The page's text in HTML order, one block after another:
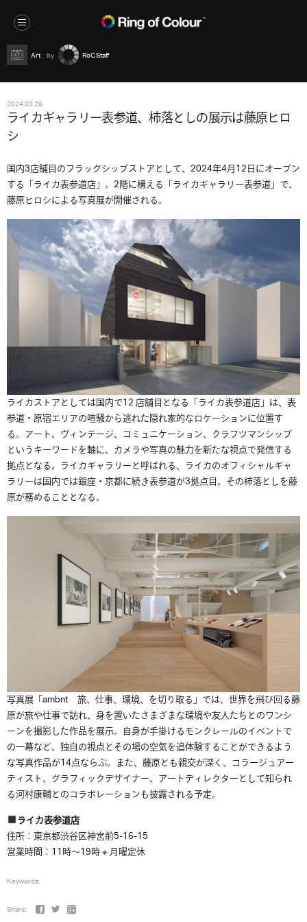
Art RoC Staff
2024.03.26
ライカギャラリー表参道、柿落としの展示は藤原ヒロ
シ
国内3店舗目のフラッグシップストアとして、2024年4月12日にオープン
する「ライカ表参道店」。2階に構える「ライカギャラリー表参道」で、
藤原ヒロシによる写真展が開催される。
ライカストアとしては国内で12 店舗目となる「ライカ表参道店」は、表
参道・原宿エリアの喧騒から逃れた隠れ家的なロケーションに位置す
る。アート、ヴィンテージ、コミュニケーション、クラフツマンシップ
というキーワードを軸に、カメラや写真の魅力を新たな視点で発信する
拠点となる。ライカギャラリーと呼ばれる、ライカのオフィシャルギャ
ラリーは国内では銀座・京都に続き表参道が3拠点目。その柿落としを藤
原が務めることとなる。
写真展「ambnt 旅、仕事、環境、を切り取る」では、世界を飛び回る藤
原が旅や仕事で訪れ、身を置いたさまざまな環境や友人たちとのワンシ
ーンを撮影した作品を展示。自身が手掛けるモンクレールのイベントで
の一幕など、独自の視点とその場の空気を追体験することができるよう
な写真作品が14点ならぶ。また、藤原とも親交が深く、コラージュアー
ティスト、グラフィックデザイナー、アートディレクターとして知られ
る河村康輔とのコラボレーションも披露される予定。
ライカ表参道店
住所：東京都渋谷区神宮前5-16-15
営業時間：11時～19時 ※ 月曜定休
Keywords:
Share: